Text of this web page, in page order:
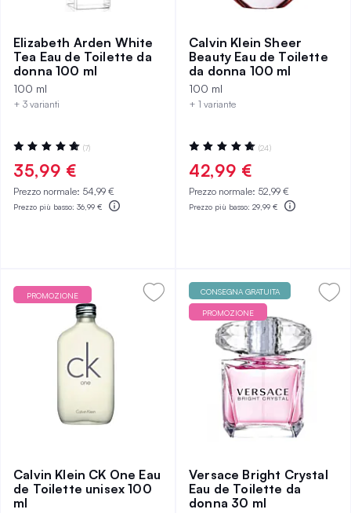
Elizabeth Arden White
Tea Eau de Toilette da
donna 100 ml
100 ml
+ 3 varianti
Valutazione:
100%
(7)
35,99 €
Prezzo normale: 54,99 €
Prezzo più basso: 36,99 €
Calvin Klein Sheer
Beauty Eau de Toilette
da donna 100 ml
100 ml
+ 1 variante
Valutazione:
98%
(24)
42,99 €
Prezzo normale: 52,99 €
Prezzo più basso: 29,99 €
PROMOZIONE
Calvin Klein CK One Eau
de Toilette unisex 100
ml
CONSEGNA GRATUITA
PROMOZIONE
Versace Bright Crystal
Eau de Toilette da
donna 30 ml